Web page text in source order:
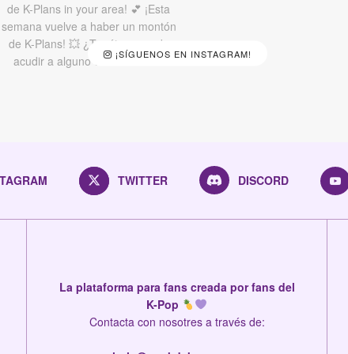
¡SÍGUENOS EN INSTAGRAM!
TWITTER DISCORD
La plataforma para fans creada por fans del
K-Pop
Contacta con nosotres a través de: